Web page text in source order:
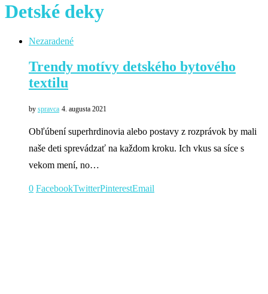
Detské deky
Nezaradené
Trendy motívy detského bytového
textilu
by spravca 4. augusta 2021
Obľúbení superhrdinovia alebo postavy z rozprávok by mali
naše deti sprevádzať na každom kroku. Ich vkus sa síce s
vekom mení, no…
0 FacebookTwitterPinterestEmail